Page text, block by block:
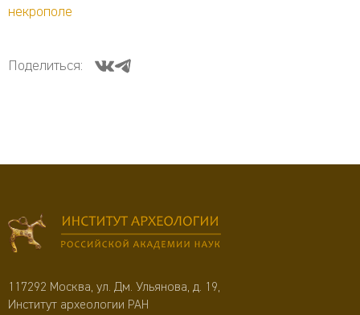
некрополе
Поделиться:
117292 Москва, ул. Дм. Ульянова, д. 19,
Институт археологии РАН